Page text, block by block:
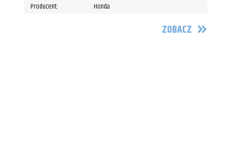
Producent:
Honda
ZOBACZ